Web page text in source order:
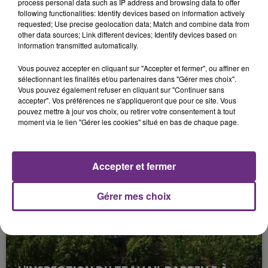
SI TOUT LE MONDE FAIT ÇA, MOI L'ANNÉE
La vendange en Champagne a débuté ce jeudi 6
août dans la commune de Montgueux (Aube). Du
process personal data such as IP address and browsing data to offer
following functionalities: Identify devices based on information actively
requested; Use precise geolocation data; Match and combine data from
other data sources; Link different devices; Identify devices based on
information transmitted automatically.
Vous pouvez accepter en cliquant sur "Accepter et fermer", ou affiner en
sélectionnant les finalités et/ou partenaires dans "Gérer mes choix".
Vous pouvez également refuser en cliquant sur "Continuer sans
accepter". Vos préférences ne s'appliqueront que pour ce site. Vous
pouvez mettre à jour vos choix, ou retirer votre consentement à tout
moment via le lien "Gérer les cookies" situé en bas de chaque page.
Gérer mes choix
Accepter et fermer